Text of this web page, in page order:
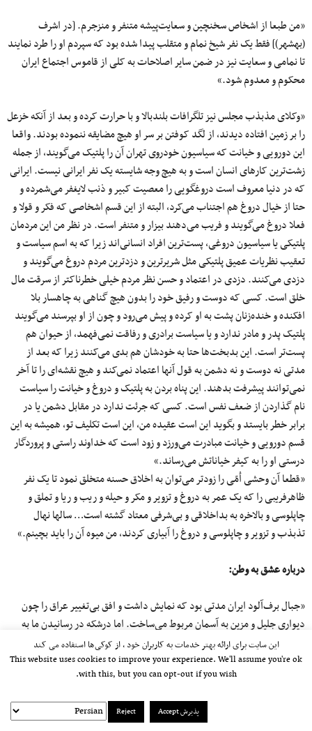
«من طبعا از اشخاص سخنچین و سعایت‌پیشه متنفر و منزجرم. [در اشرف
(بهشهر)] فقط یک نفر شیخ نمام و متقلب پیدا شده بود که سپردم او را طرد نمایند
تا نمامی ‌و سعایت نیز در ضمن سایر اصلاحات به کلی از قاموس اجتماع ایران
محکوم و معدوم شود.»
«وکلای مذبذب مجلس نیز تلگرافات بلندبالا و با حرارت کرده و بعد از آنکه خزعل
را بر زمین افتاده دیدند، از لگد کوفتن بر سر او هیچ مضایقه ننموده بودند. واقعا
این دورویی و خیانت که سیاسیون خودروی تهران آن را پلتیک می‌گویند، از جمله
زشت‌ترین کارهای انسان است و به هیچ وجه شایسته یک نفر ایرانی نیست. ایرانی
که در دنیا معروف است دروغگویی را معصیت کبیر و ذنب لایغفر می‌شمرده و
حتا از خیال دروغ هم اجتناب می‌کرد، البته از این قسم اشخاصی که فکر و قولا و
فعلا دروغ می‌گویند و فریب می‌دهند بیزار و متنفر است. در نظر من این مردمان
پلتیکی یا سیاسیون دروغی، پست‌ترین افراد انسانی‌اند زیرا که به اسم سیاست و
تعقیب نظریات عمیق پلتیکی مثل شریرترین و دزدترین مردم دروغ می‌گویند و
دزدی می‌کنند. دزدی در اعتماد و حسن نظر مردم خیلی خطرناکتر از سرقت مال
خلق است. کسی که دوست و رفیق خود را بدون هیچ گناهی به چاهسار بلا
افکنده و خنده‌زنان پشت به او کرده و پیش می‌رود و چون از او بپرسند می‌گویند
پلتیک پدر و مادر ندارد و یا سیاست برادری و رفاقت نمی‌فهمد، از حیوان هم
پست‌تر است. این بدبخت‌ها حتا به خودشان هم بدی می‌کنند زیرا که بعد از
مدتی نه دوست و نه دشمن به قول آنها اعتماد نمی‌کند و هیچ نقشه‌ای را تا آخر
نمی‌توانند پیشرفت بدهند. این پناه بردن به پلتیک و دروغ و خیانت را سیاست
نام گذاردن از ضعف نفس است. کسی که جرئت ندارد در مقابل دشمن یا در
برابر خطر بایستد و بگوید این است عقیده من، این است تکلیف تو، همیشه به این
قسم دورویی و خیانت مبادرت می‌ورزد و زود است که خداوند راستی و پروردگار
درستی او را به کیفر خیاناتش می‌رساند.»
«قطعا آن وحشی اُمّی ‌را زودتر می‌توان به اخلاق حسنه متخلق نمود تا یک نفر
ظاهرفریبی را که یک عمر به دروغ و تزویر و مکر و حیله و ریب و ریا و تملق و
چاپلوسی و بالاخره به بداخلاقی و بی‌شرفی معتاد گشته است… سالها نهال
تذبذب و تزویر و چاپلوسی و دروغ را آبیاری کردند، من میوه آن را باید بچینم.»
درباره عشق به وطن:
«جبال برف‌آلود ایران مدتی بود که نمایش داشت و افق بی‌تغییر عراق را چون
دیواری جلیل و مزین به آسمان مربوط می‌ساخت. اما درشکه در رسانیدن ما به
خاک وطن، مثل این بود که تعللی دارد یا شدت شوق، حرکت او را در چشم من
کُند و تعلل‌آمیز جلوه‌گر می‌ساخت. مدتی هم که در گمرکخانه تلف شد بیشتر
آتش اشتیاق مرا شعله‌ور گردانید. عاقبت به خاک ایران رسیدیم. چنان شور و
سروری در من ایجاد گردید که بی‌اختیار از درشکه فرود آمده بر خاک افتادم و بر
زمین بوسه دادم. در هیچ واقعه این قدر رقت نکرده بودم. خاک این سرزمین
این سایت برای ارائه بهتر خدمات به کاربران خود ، از کوکی‌ها استفاده می کند
This website uses cookies to improve your experience. We'll assume you're ok
with this, but you can opt-out if you wish.
پذیرش Accept Reject